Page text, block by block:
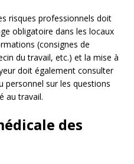
risques professionnels doit
obligatoire dans les locaux
(consignes de
du travail, etc.) et la mise à
doit également consulter
personnel sur les questions
au travail.
des